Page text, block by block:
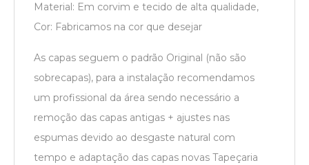
Material: Em corvim e tecido de alta qualidade,
Cor: Fabricamos na cor que desejar
As capas seguem o padrão Original (não são
sobrecapas), para a instalação recomendamos
um profissional da área sendo necessário a
remoção das capas antigas + ajustes nas
espumas devido ao desgaste natural com
tempo e adaptação das capas novas Tapeçaria